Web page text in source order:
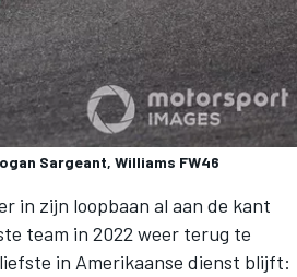
Sargeant, Williams FW46
in zijn loopbaan al aan de kant
team in 2022 weer terug te
in Amerikaanse dienst blijft: